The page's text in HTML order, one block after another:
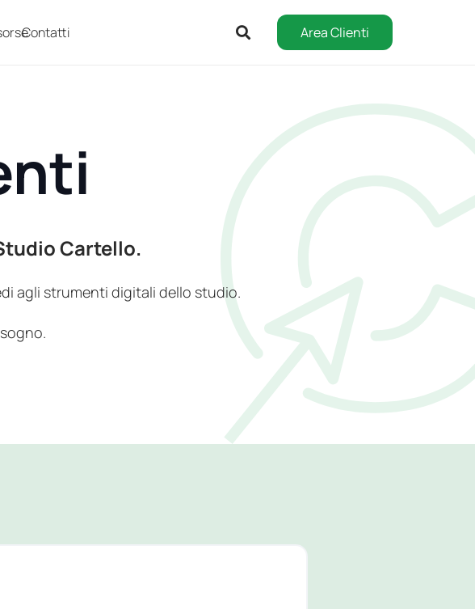
Contatti Area Clienti
Cartello.
agli strumenti digitali dello studio.